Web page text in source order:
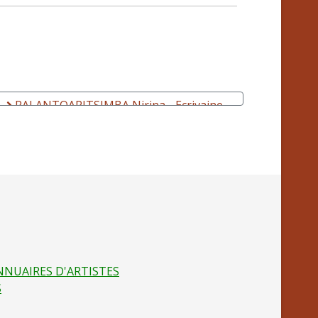
RALANTOARITSIMBA Nirina - Ecrivaine,
D'ARTISTES